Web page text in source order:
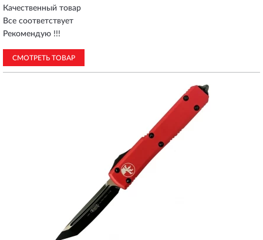
Качественный товар
Все соответствует
Рекомендую !!!
СМОТРЕТЬ ТОВАР